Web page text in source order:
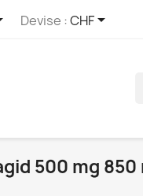
Devise :CHF
500 mg